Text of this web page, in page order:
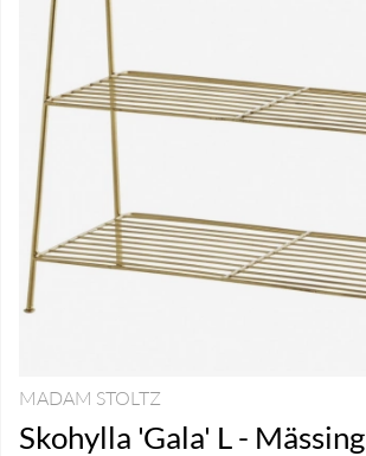
MADAM STOLTZ
Skohylla 'Gala' L - Mässing